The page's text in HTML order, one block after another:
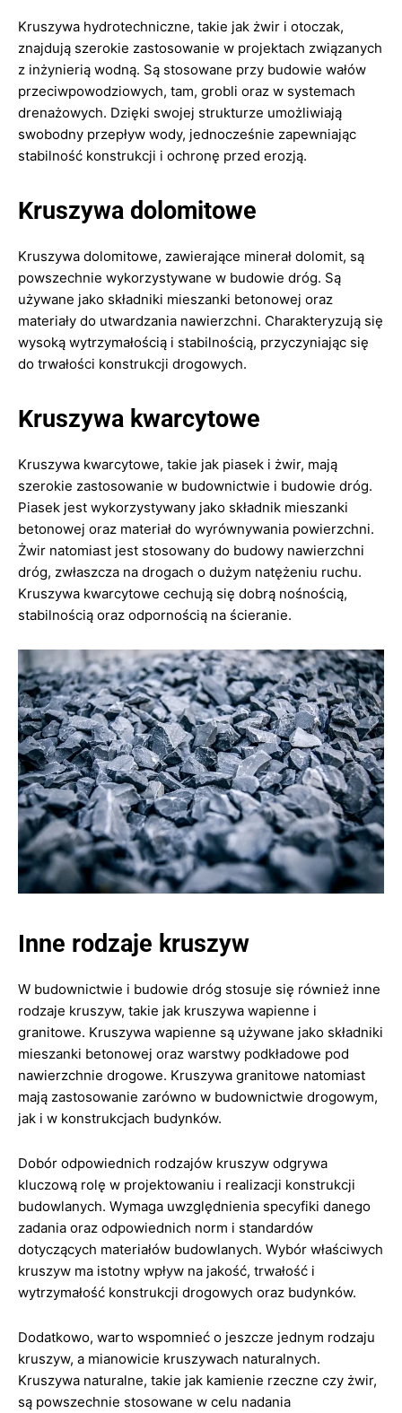
Kruszywa hydrotechniczne, takie jak żwir i otoczak,
znajdują szerokie zastosowanie w projektach związanych
z inżynierią wodną. Są stosowane przy budowie wałów
przeciwpowodziowych, tam, grobli oraz w systemach
drenażowych. Dzięki swojej strukturze umożliwiają
swobodny przepływ wody, jednocześnie zapewniając
stabilność konstrukcji i ochronę przed erozją.
Kruszywa dolomitowe
Kruszywa dolomitowe, zawierające minerał dolomit, są
powszechnie wykorzystywane w budowie dróg. Są
używane jako składniki mieszanki betonowej oraz
materiały do utwardzania nawierzchni. Charakteryzują się
wysoką wytrzymałością i stabilnością, przyczyniając się
do trwałości konstrukcji drogowych.
Kruszywa kwarcytowe
Kruszywa kwarcytowe, takie jak piasek i żwir, mają
szerokie zastosowanie w budownictwie i budowie dróg.
Piasek jest wykorzystywany jako składnik mieszanki
betonowej oraz materiał do wyrównywania powierzchni.
Żwir natomiast jest stosowany do budowy nawierzchni
dróg, zwłaszcza na drogach o dużym natężeniu ruchu.
Kruszywa kwarcytowe cechują się dobrą nośnością,
stabilnością oraz odpornością na ścieranie.
Inne rodzaje kruszyw
W budownictwie i budowie dróg stosuje się również inne
rodzaje kruszyw, takie jak kruszywa wapienne i
granitowe. Kruszywa wapienne są używane jako składniki
mieszanki betonowej oraz warstwy podkładowe pod
nawierzchnie drogowe. Kruszywa granitowe natomiast
mają zastosowanie zarówno w budownictwie drogowym,
jak i w konstrukcjach budynków.
Dobór odpowiednich rodzajów kruszyw odgrywa
kluczową rolę w projektowaniu i realizacji konstrukcji
budowlanych. Wymaga uwzględnienia specyfiki danego
zadania oraz odpowiednich norm i standardów
dotyczących materiałów budowlanych. Wybór właściwych
kruszyw ma istotny wpływ na jakość, trwałość i
wytrzymałość konstrukcji drogowych oraz budynków.
Dodatkowo, warto wspomnieć o jeszcze jednym rodzaju
kruszyw, a mianowicie kruszywach naturalnych.
Kruszywa naturalne, takie jak kamienie rzeczne czy żwir,
są powszechnie stosowane w celu nadania